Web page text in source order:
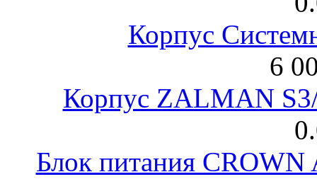
Корпус
6
Корпус ZALMAN
Блок питания